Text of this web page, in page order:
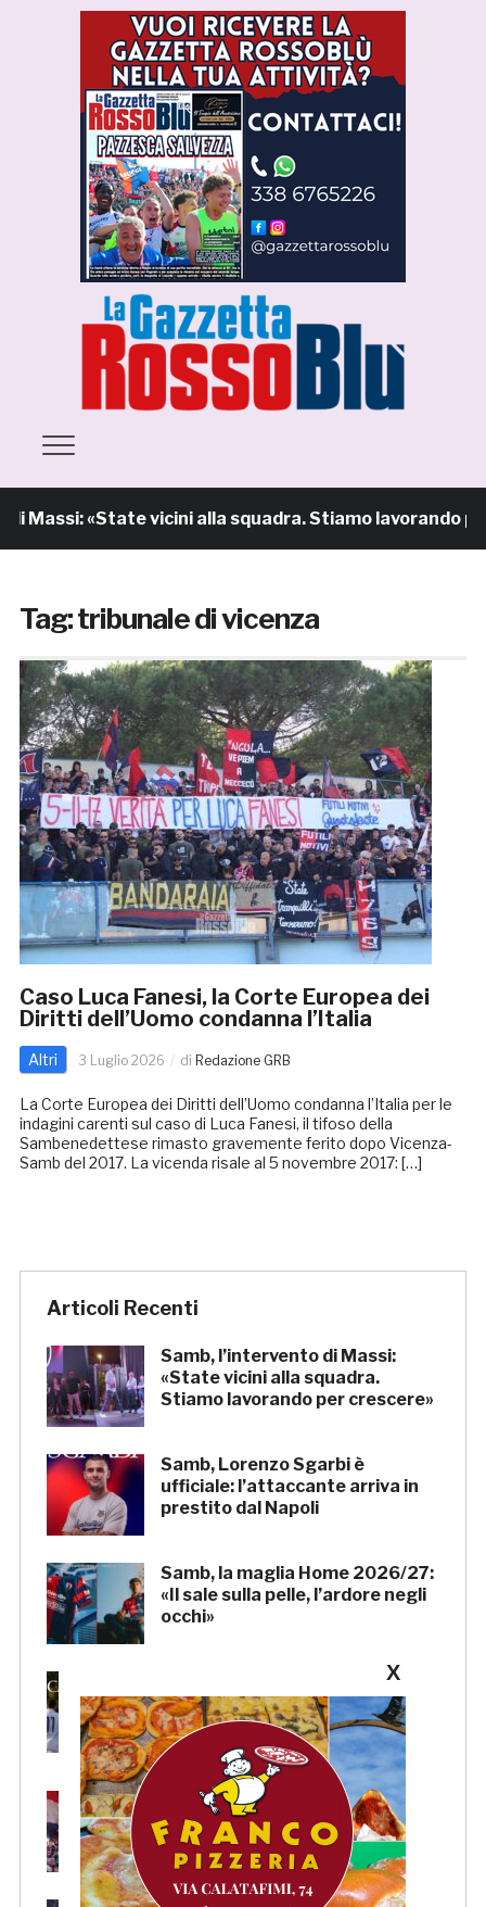
Massi: «State vicini alla squadra. Stiamo lavorando per
Tag:tribunale di vicenza
Caso Luca Fanesi, la Corte Europea dei
Diritti dell’Uomo condanna l’Italia
Altri 3 Luglio 2026 di Redazione GRB
La Corte Europea dei Diritti dell’Uomo condanna l’Italia per le
indagini carenti sul caso di Luca Fanesi, il tifoso della
Sambenedettese rimasto gravemente ferito dopo Vicenza-
Samb del 2017. La vicenda risale al 5 novembre 2017: […]
Articoli Recenti
Samb, l’intervento di Massi:
«State vicini alla squadra.
Stiamo lavorando per crescere»
Samb, Lorenzo Sgarbi è
ufficiale: l’attaccante arriva in
prestito dal Napoli
Samb, la maglia Home 2026/27:
«Il sale sulla pelle, l’ardore negli
occhi»
Primavera 4, il calendario della
Samb: Folgore Caratese
all’esordio, prima trasferta a
Forlì
Samb, su il sipario: stasera la
presentazione della squadra in
piazza Giorgini
X